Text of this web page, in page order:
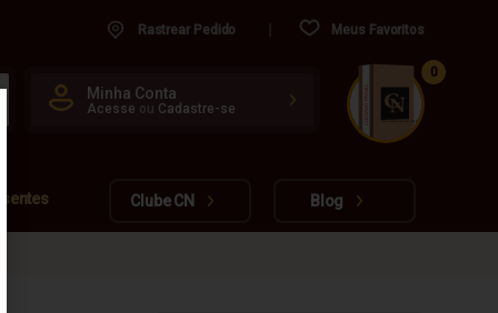
Rastrear Pedido Meus Favoritos
Minha Conta
Acesse ou Cadastre-se
www.cachacarianacional.com.br
CUIDADO FRÁGIL
0
Clube CN Blog